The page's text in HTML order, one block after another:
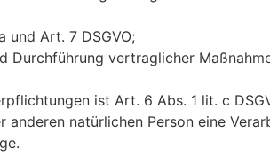
und Art. 7 DSGVO;
Durchführung vertraglicher
ist Art. 6 Abs. 1 lit. c
natürlichen Person eine